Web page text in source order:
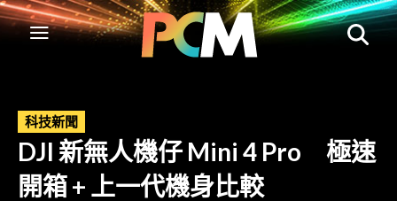
科技新聞
DJI 新無人機仔 Mini 4 Pro 極速
開箱 + 上一代機身比較